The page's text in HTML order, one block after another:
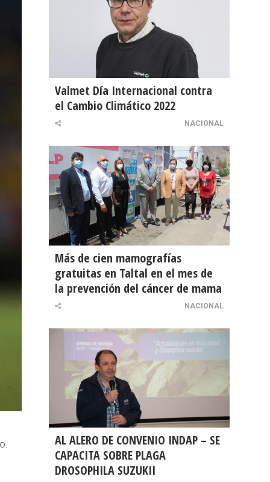
Valmet Día Internacional contra
el Cambio Climático 2022
NACIONAL
Más de cien mamografías
gratuitas en Taltal en el mes de
la prevención del cáncer de mama
NACIONAL
AL ALERO DE CONVENIO INDAP – SE
CAPACITA SOBRE PLAGA
DROSOPHILA SUZUKII